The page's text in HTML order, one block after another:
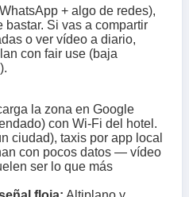
+ algo de redes),
bastar. Si vas a compartir
o ver vídeo a diario,
con fair use (baja
la zona en Google
con Wi‑Fi del hotel.
ciudad), taxis por app local
con pocos datos — vídeo
ser lo que más